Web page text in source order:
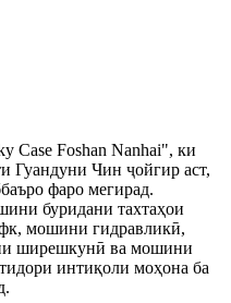
Case Foshan Nanhai", ки
Гуандуни Чин ҷойгир аст,
фаро мегирад.
буридани тахтаҳои
мошини гидравликӣ,
ширешкунӣ ва мошини
интиқоли моҳона ба